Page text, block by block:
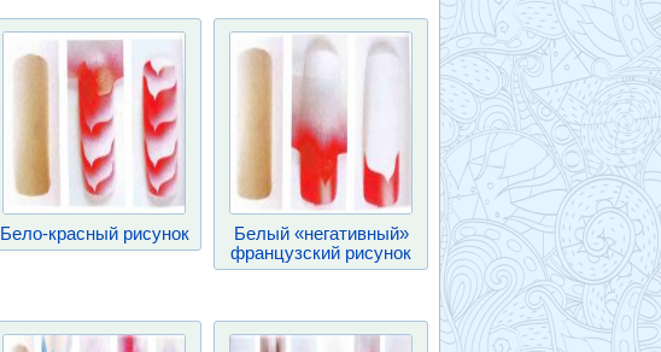
Бело-красный рисунок
Белый «негативный»
французский рисунок